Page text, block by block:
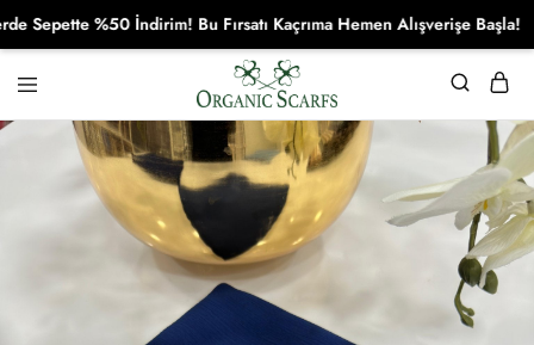
Organikscarf
%50 İndirim! Bu Fırsatı Kaçrıma Hemen Alışverişe Başla!